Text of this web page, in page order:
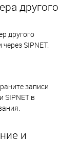
другого
другого
SIPNET.
записи
SIPNET в
и